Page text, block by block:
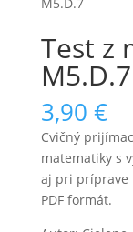
Test z
M5.D.7
3,90 €
Cvičný
matematiky s
aj pri príprave
PDF formát.